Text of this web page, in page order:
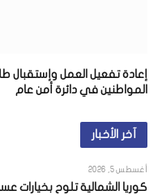
آخر الأخبار
أغسطس 5, 2026
كوريا الشمالية تلوح بخيارات
إعادة تفعيل العمل وإستقبال
المواطنين في دائرة أمن عام
مركز تبنين الإقليمي